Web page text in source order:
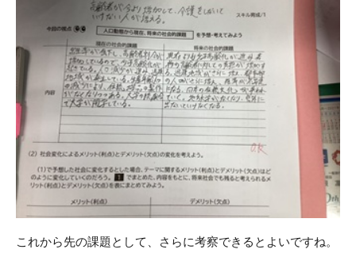
これから先の課題として、さらに考察できるとよいですね。